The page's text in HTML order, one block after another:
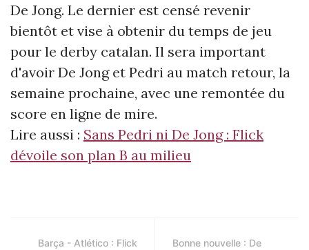
De Jong. Le dernier est censé revenir
bientôt et vise à obtenir du temps de jeu
pour le derby catalan. Il sera important
d'avoir De Jong et Pedri au match retour, la
semaine prochaine, avec une remontée du
score en ligne de mire.
Lire aussi : Sans Pedri ni De Jong : Flick
dévoile son plan B au milieu
Barça - Atlético : Flick
Bonne nouvelle : De